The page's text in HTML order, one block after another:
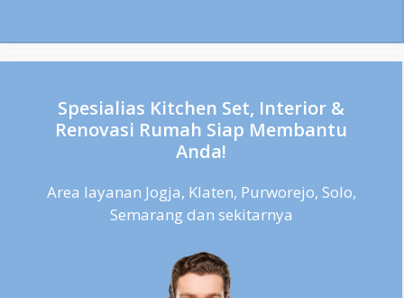
Spesialias Kitchen Set, Interior &
Renovasi Rumah Siap Membantu
Anda!
Area layanan Jogja, Klaten, Purworejo, Solo,
Semarang dan sekitarnya